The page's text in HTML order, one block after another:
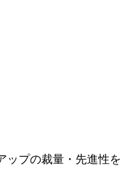
ップの裁量・先進性を